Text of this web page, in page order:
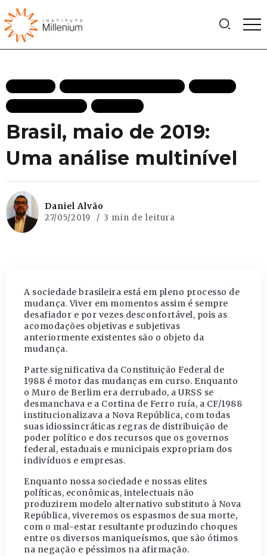
Brasil, maio de 2019:
Uma análise multinível
Daniel Alvão
27/05/2019 3 min de leitura
A sociedade brasileira está em pleno processo de
mudança. Viver em momentos assim é sempre
desafiador e por vezes desconfortável, pois as
acomodações objetivas e subjetivas
anteriormente existentes são o objeto da
mudança.
Parte significativa da Constituição Federal de
1988 é motor das mudanças em curso. Enquanto
o Muro de Berlim era derrubado, a URSS se
desmanchava e a Cortina de Ferro ruía, a CF/1988
institucionalizava a Nova República, com todas
suas idiossincráticas regras de distribuição de
poder político e dos recursos que os governos
federal, estaduais e municipais expropriam dos
indivíduos e empresas.
Enquanto nossa sociedade e nossas elites
políticas, econômicas, intelectuais não
produzirem modelo alternativo substituto à Nova
República, viveremos os espasmos de sua morte,
com o mal-estar resultante produzindo choques
entre os diversos maniqueísmos, que são ótimos
na negação e péssimos na afirmação.